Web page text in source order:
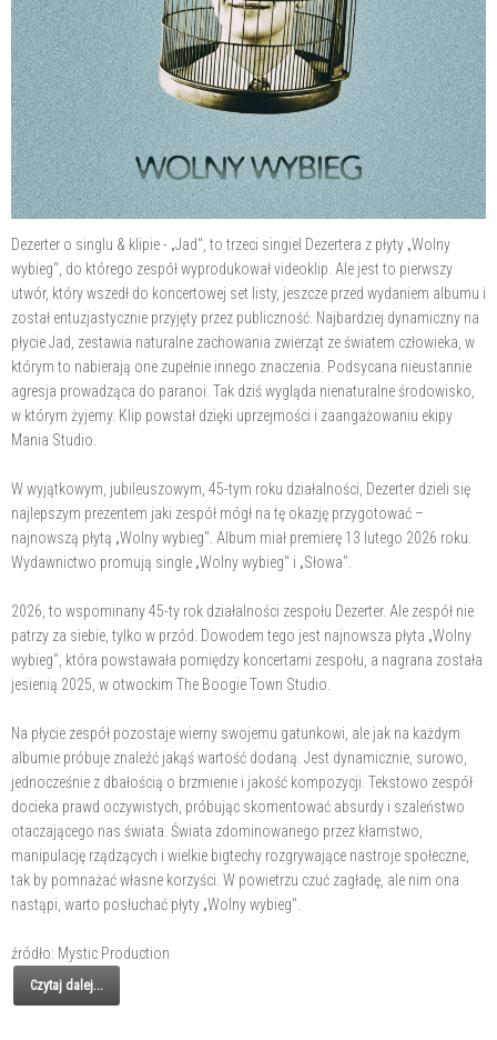
Dezerter o singlu & klipie - „Jad", to trzeci singiel Dezertera z płyty „Wolny
wybieg", do którego zespół wyprodukował videoklip. Ale jest to pierwszy
utwór, który wszedł do koncertowej set listy, jeszcze przed wydaniem albumu i
został entuzjastycznie przyjęty przez publiczność. Najbardziej dynamiczny na
płycie Jad, zestawia naturalne zachowania zwierząt ze światem człowieka, w
którym to nabierają one zupełnie innego znaczenia. Podsycana nieustannie
agresja prowadząca do paranoi. Tak dziś wygląda nienaturalne środowisko,
w którym żyjemy. Klip powstał dzięki uprzejmości i zaangażowaniu ekipy
Mania Studio.
W wyjątkowym, jubileuszowym, 45-tym roku działalności, Dezerter dzieli się
najlepszym prezentem jaki zespół mógł na tę okazję przygotować –
najnowszą płytą „Wolny wybieg". Album miał premierę 13 lutego 2026 roku.
Wydawnictwo promują single „Wolny wybieg" i „Słowa".
2026, to wspominany 45-ty rok działalności zespołu Dezerter. Ale zespół nie
patrzy za siebie, tylko w przód. Dowodem tego jest najnowsza płyta „Wolny
wybieg", która powstawała pomiędzy koncertami zespołu, a nagrana została
jesienią 2025, w otwockim The Boogie Town Studio.
Na płycie zespół pozostaje wierny swojemu gatunkowi, ale jak na każdym
albumie próbuje znaleźć jakąś wartość dodaną. Jest dynamicznie, surowo,
jednocześnie z dbałością o brzmienie i jakość kompozycji. Tekstowo zespół
docieka prawd oczywistych, próbując skomentować absurdy i szaleństwo
otaczającego nas świata. Świata zdominowanego przez kłamstwo,
manipulację rządzących i wielkie bigtechy rozgrywające nastroje społeczne,
tak by pomnażać własne korzyści. W powietrzu czuć zagładę, ale nim ona
nastąpi, warto posłuchać płyty „Wolny wybieg".
źródło: Mystic Production
Czytaj dalej...